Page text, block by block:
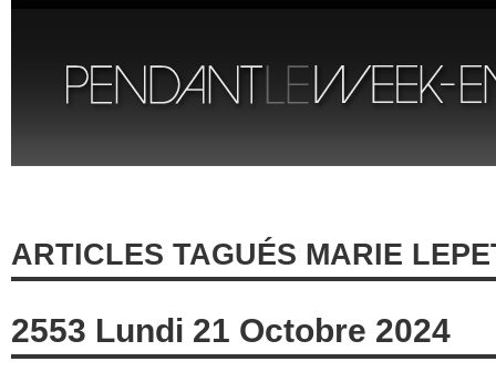
ARTICLES TAGUÉS MARIE
2553 Lundi 21 Octobre 2024